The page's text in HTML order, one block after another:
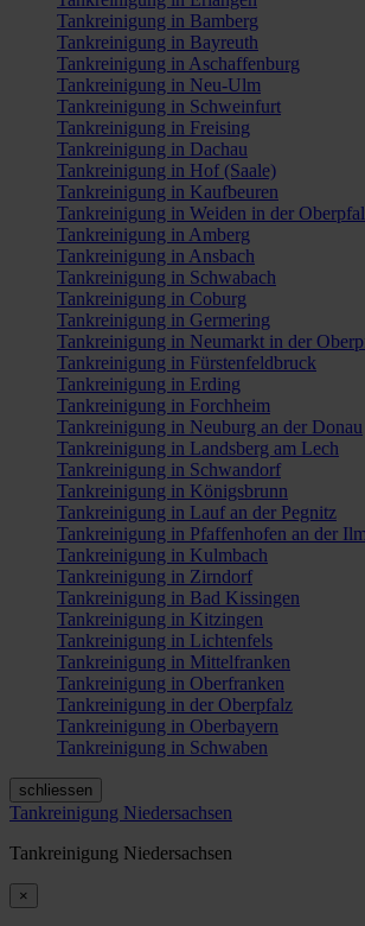
Tankreinigung in Bamberg
Tankreinigung in Bayreuth
Tankreinigung in Aschaffenburg
Tankreinigung in Neu-Ulm
Tankreinigung in Schweinfurt
Tankreinigung in Freising
Tankreinigung in Dachau
Tankreinigung in Hof (Saale)
Tankreinigung in Kaufbeuren
Tankreinigung in Weiden in der
Tankreinigung in Amberg
Tankreinigung in Ansbach
Tankreinigung in Schwabach
Tankreinigung in Coburg
Tankreinigung in Germering
Tankreinigung in Neumarkt in der
Tankreinigung in Fürstenfeldbruck
Tankreinigung in Erding
Tankreinigung in Forchheim
Tankreinigung in Neuburg an der Donau
Tankreinigung in Landsberg am Lech
Tankreinigung in Schwandorf
Tankreinigung in Königsbrunn
Tankreinigung in Lauf an der Pegnitz
Tankreinigung in Pfaffenhofen an der Ilm
Tankreinigung in Kulmbach
Tankreinigung in Zirndorf
Tankreinigung in Bad Kissingen
Tankreinigung in Kitzingen
Tankreinigung in Lichtenfels
Tankreinigung in Mittelfranken
Tankreinigung in Oberfranken
Tankreinigung in der Oberpfalz
Tankreinigung in Oberbayern
Tankreinigung in Schwaben
schliessen
Tankreinigung Niedersachsen
Tankreinigung Niedersachsen
×